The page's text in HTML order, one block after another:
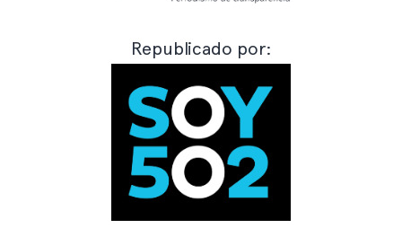
Republicado por: